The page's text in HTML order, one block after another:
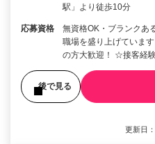
駅」より徒歩10分
応募資格
無資格OK・ブランク
職場を盛り上げていま
の方大歓迎！ ☆接客経
後で見る
更新日